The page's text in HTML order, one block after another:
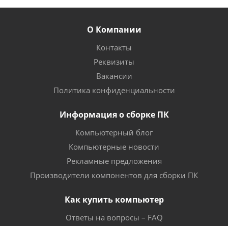
О Компании
Контакты
Реквизиты
Вакансии
Политика конфиденциальности
Информация о сборке ПК
Компьютерный блог
Компьютерные новости
Рекламные предложения
Производители компонентов для сборки ПК
Как купить компьютер
Ответы на вопросы – FAQ